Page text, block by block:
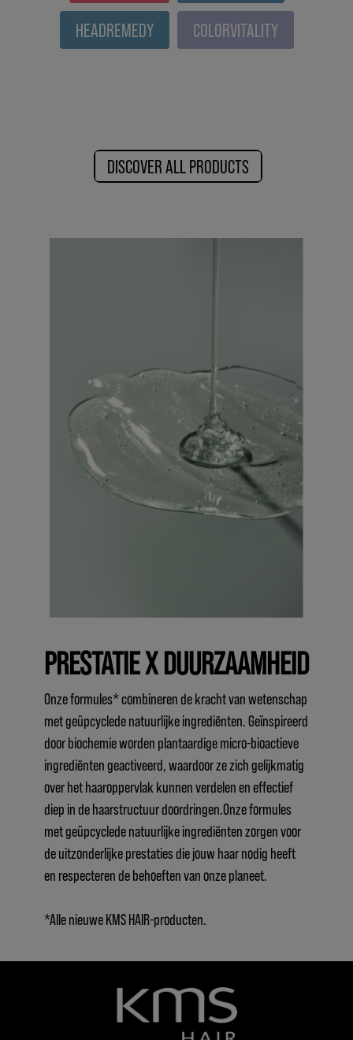
HEADREMEDY
COLORVITALITY
DISCOVER ALL PRODUCTS
PRESTATIE X DUURZAAMHEID
Onze formules* combineren de kracht van wetenschap
met geüpcyclede natuurlijke ingrediënten. Geïnspireerd
door biochemie worden plantaardige micro-bioactieve
ingrediënten geactiveerd, waardoor ze zich gelijkmatig
over het haaroppervlak kunnen verdelen en effectief
diep in de haarstructuur doordringen.Onze formules
met geüpcyclede natuurlijke ingrediënten zorgen voor
de uitzonderlijke prestaties die jouw haar nodig heeft
en respecteren de behoeften van onze planeet.
*Alle nieuwe KMS HAIR-producten.